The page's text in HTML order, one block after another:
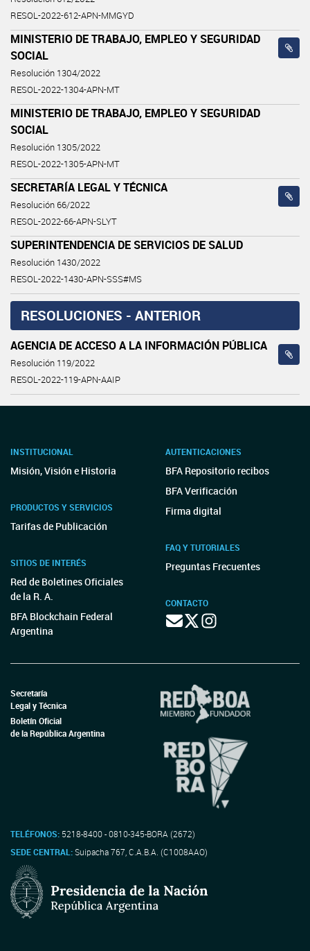
RESOL-2022-612-APN-MMGYD
MINISTERIO DE TRABAJO, EMPLEO Y SEGURIDAD
SOCIAL
Resolución 1304/2022
RESOL-2022-1304-APN-MT
MINISTERIO DE TRABAJO, EMPLEO Y SEGURIDAD
SOCIAL
Resolución 1305/2022
RESOL-2022-1305-APN-MT
SECRETARÍA LEGAL Y TÉCNICA
Resolución 66/2022
RESOL-2022-66-APN-SLYT
SUPERINTENDENCIA DE SERVICIOS DE SALUD
Resolución 1430/2022
RESOL-2022-1430-APN-SSS#MS
RESOLUCIONES - ANTERIOR
AGENCIA DE ACCESO A LA INFORMACIÓN PÚBLICA
Resolución 119/2022
RESOL-2022-119-APN-AAIP
INSTITUCIONAL
Misión, Visión e Historia
PRODUCTOS Y SERVICIOS
Tarifas de Publicación
SITIOS DE INTERÉS
Red de Boletines Oficiales
de la R. A.
BFA Blockchain Federal
Argentina
AUTENTICACIONES
BFA Repositorio recibos
BFA Verificación
Firma digital
FAQ Y TUTORIALES
Preguntas Frecuentes
CONTACTO
Secretaría
Legal y Técnica
Boletín Oficial
de la República Argentina
TELÉFONOS: 5218-8400 - 0810-345-BORA (2672)
SEDE CENTRAL:Suipacha 767, C.A.B.A. (C1008AAO)